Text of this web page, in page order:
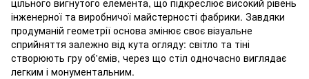
інженерної та виробничої майстерності фабрики. Завдяки
продуманій геометрії основа змінює своє візуальне
сприйняття залежно від кута огляду: світло та тіні
створюють гру об'ємів, через що стіл одночасно виглядає
легким і монументальним.